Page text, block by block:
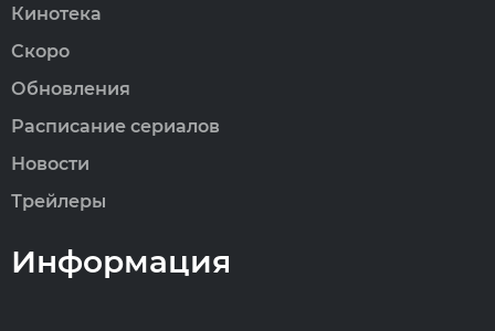
Кинотека
Скоро
Обновления
Расписание сериалов
Новости
Трейлеры
Информация